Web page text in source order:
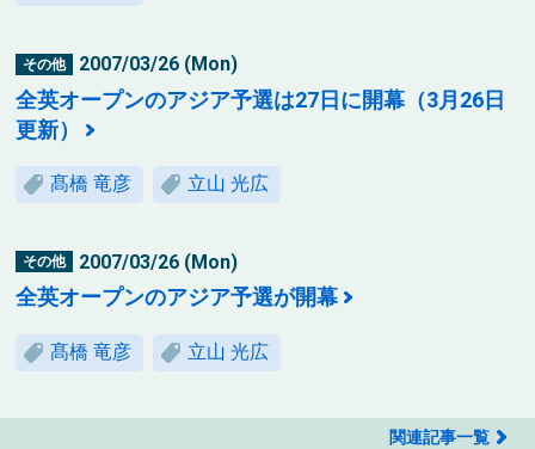
その他 2007/03/26 (Mon)
全英オープンのアジア予選は27日に開幕（3月26日
更新）
髙橋 竜彦 立山 光広
その他 2007/03/26 (Mon)
全英オープンのアジア予選が開幕
髙橋 竜彦 立山 光広
関連記事一覧